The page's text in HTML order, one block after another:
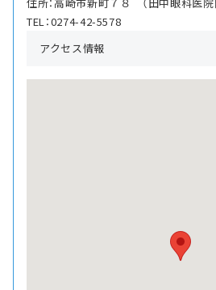
TEL：0274-42-5578
アクセス情報